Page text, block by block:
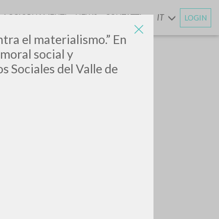
el materialismo.” En
social y
Sociales del Valle de
AGGIORNAMENTIENEWS CONTATTI IT LOGIN